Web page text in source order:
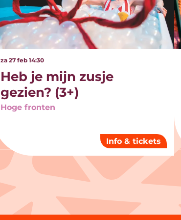
Heb je mijn zusje
gezien? (3+)
Hoge fronten
za 27 feb14:30
Info & tickets